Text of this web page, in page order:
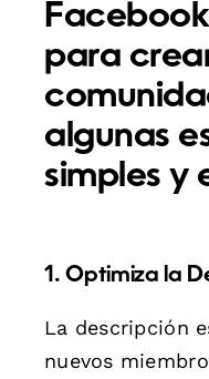
para
algunas
simples y
1. Optimiza la
La descripción
nuevos